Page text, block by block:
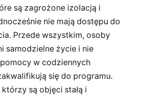
są zagrożone izolacją i
nie mają dostępu do
Przede wszystkim, osoby
samodzielne życie i nie
w codziennych
się do programu.
są objęci stałą i